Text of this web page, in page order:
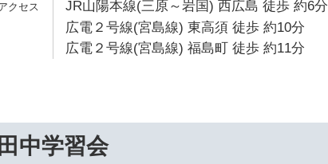
JR山陽本線(三原～岩国) 西広島 徒歩 約6分
広電２号線(宮島線) 東高須 徒歩 約10分
広電２号線(宮島線) 福島町 徒歩 約11分
田中学習会